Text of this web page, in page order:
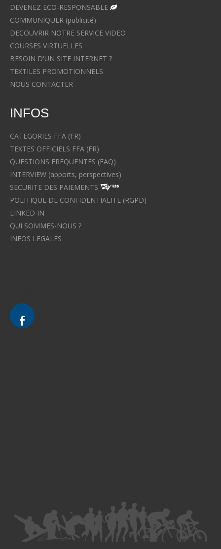
DEVENEZ ECO-RESPONSABLE
COMMUNIQUER (publicité)
DECOUVRIR NOTRE SERVICE VIDEO
COURSES VIRTUELLES
BESOIN D'UN SITE INTERNET ?
TEXTILES PROMOTIONNELS
NOUS CONTACTER
INFOS
CATEGORIES FFA (FR)
TEXTES OFFICIELS FFA (FR)
QUESTIONS FREQUENTES (FAQ)
INTERVIEW (apports, perspectives)
SECURITE DES PAIEMENTS
POLITIQUE DE CONFIDENTIALITE (RGPD)
LINKED IN
QUI SOMMES-NOUS ?
INFOS LEGALES